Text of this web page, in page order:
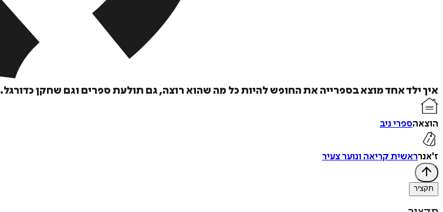
איך ילד אחד מוצא בספרייה את החופש להיות כל מה שהוא רוצה, גם תולעת ספרים וגם שחקן כדורגל.
הוצאהספרי ניב
ז'אנרראשית קריאה ונוער צעיר
תקציר